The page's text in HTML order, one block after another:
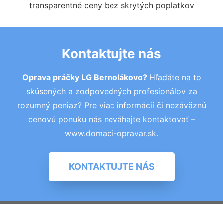
transparentné ceny bez skrytých poplatkov
Kontaktujte nás
Oprava práčky LG Bernolákovo? Hľadáte na to
skúsených a zodpovedných profesionálov za
rozumný peniaz? Pre viac informácií či nezáväznú
cenovú ponuku nás neváhajte kontaktovať –
www.domaci-opravar.sk.
KONTAKTUJTE NÁS